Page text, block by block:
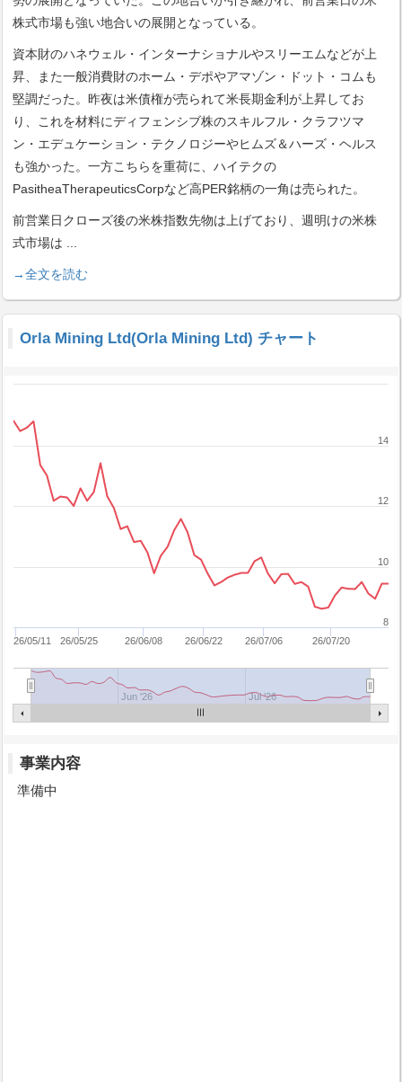
株式市場も強い地合いの展開となっている。
資本財のハネウェル・インターナショナルやスリーエムなどが上
昇、また一般消費財のホーム・デポやアマゾン・ドット・コムも
堅調だった。昨夜は米債権が売られて米長期金利が上昇してお
り、これを材料にディフェンシブ株のスキルフル・クラフツマ
ン・エデュケーション・テクノロジーやヒムズ＆ハーズ・ヘルス
も強かった。一方こちらを重荷に、ハイテクの
PasitheaTherapeuticsCorpなど高PER銘柄の一角は売られた。
前営業日クローズ後の米株指数先物は上げており、週明けの米株
式市場は
→全文を読む
Orla Mining Ltd(Orla Mining Ltd) チャート
26/05/11 26/05/25 26/06/08 26/06/22 26/07/06 26/07/20
Jun '26 Jul '26
8
10
12
14
事業内容
準備中